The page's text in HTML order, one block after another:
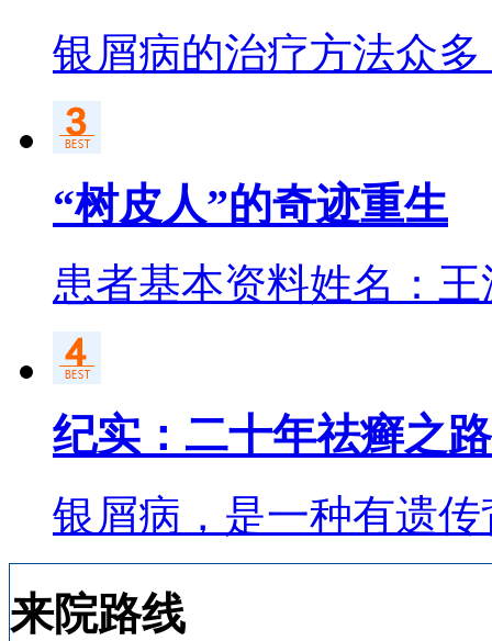
银屑病的治疗方法众多
“树皮人”的奇迹重生
患者基本资料姓名：
纪实：二十年祛癣之路
银屑病，是一种有遗传
来院路线